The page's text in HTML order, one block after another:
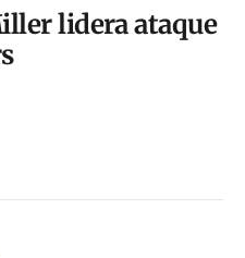
lidera ataque